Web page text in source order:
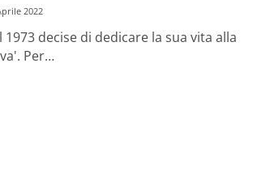
2022
decise di dedicare la sua vita alla
Per…